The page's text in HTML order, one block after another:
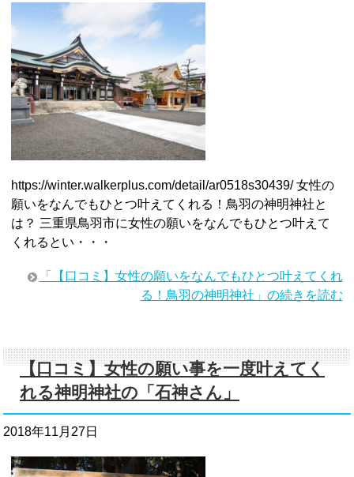
https://winter.walkerplus.com/detail/ar0518s30439/ 女性の
願いをなんでもひとつ叶えてくれる！鳥羽の神明神社と
は？ 三重県鳥羽市に女性の願いをなんでもひとつ叶えて
くれるとい・・・
「【口コミ】女性の願いをなんでもひとつ叶えてくれ
る！鳥羽の神明神社」の続きを読む
【口コミ】女性の願い事を一度叶えてく
れる神明神社の「石神さん」
2018年11月27日